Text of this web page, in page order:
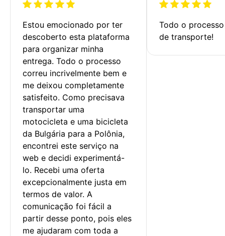
Estou emocionado por ter
descoberto esta plataforma
para organizar minha
entrega. Todo o processo
correu incrivelmente bem e
me deixou completamente
satisfeito. Como precisava
transportar uma
motocicleta e uma bicicleta
da Bulgária para a Polônia,
encontrei este serviço na
web e decidi experimentá-
lo. Recebi uma oferta
excepcionalmente justa em
termos de valor. A
comunicação foi fácil a
partir desse ponto, pois eles
me ajudaram com toda a
Todo o
de transporte!